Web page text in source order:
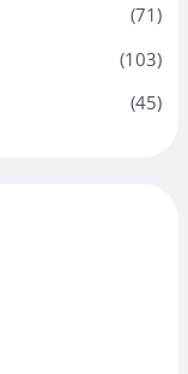
(71)
(103)
(45)